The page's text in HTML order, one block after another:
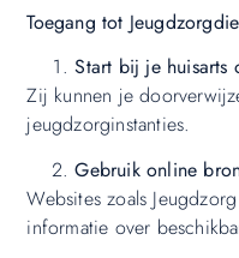
Toegang tot
Start bij je huisarts
Zij kunnen je
jeugdzorginstanties.
Gebruik online
Websites zoals
informatie over